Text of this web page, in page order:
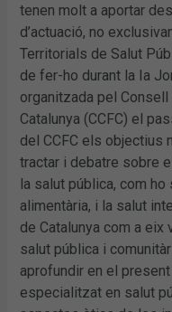
tenen molt a aportar
d’actuació, no
Territorials de Salut
de fer-ho durant la Ia
organitzada pel
Catalunya (CCFC) el
del CCFC els objectius
tractar i debatre sobre
la salut pública, com
alimentària, i la salut
de Catalunya com a
salut pública i
aprofundir en el
especialitzat en salut